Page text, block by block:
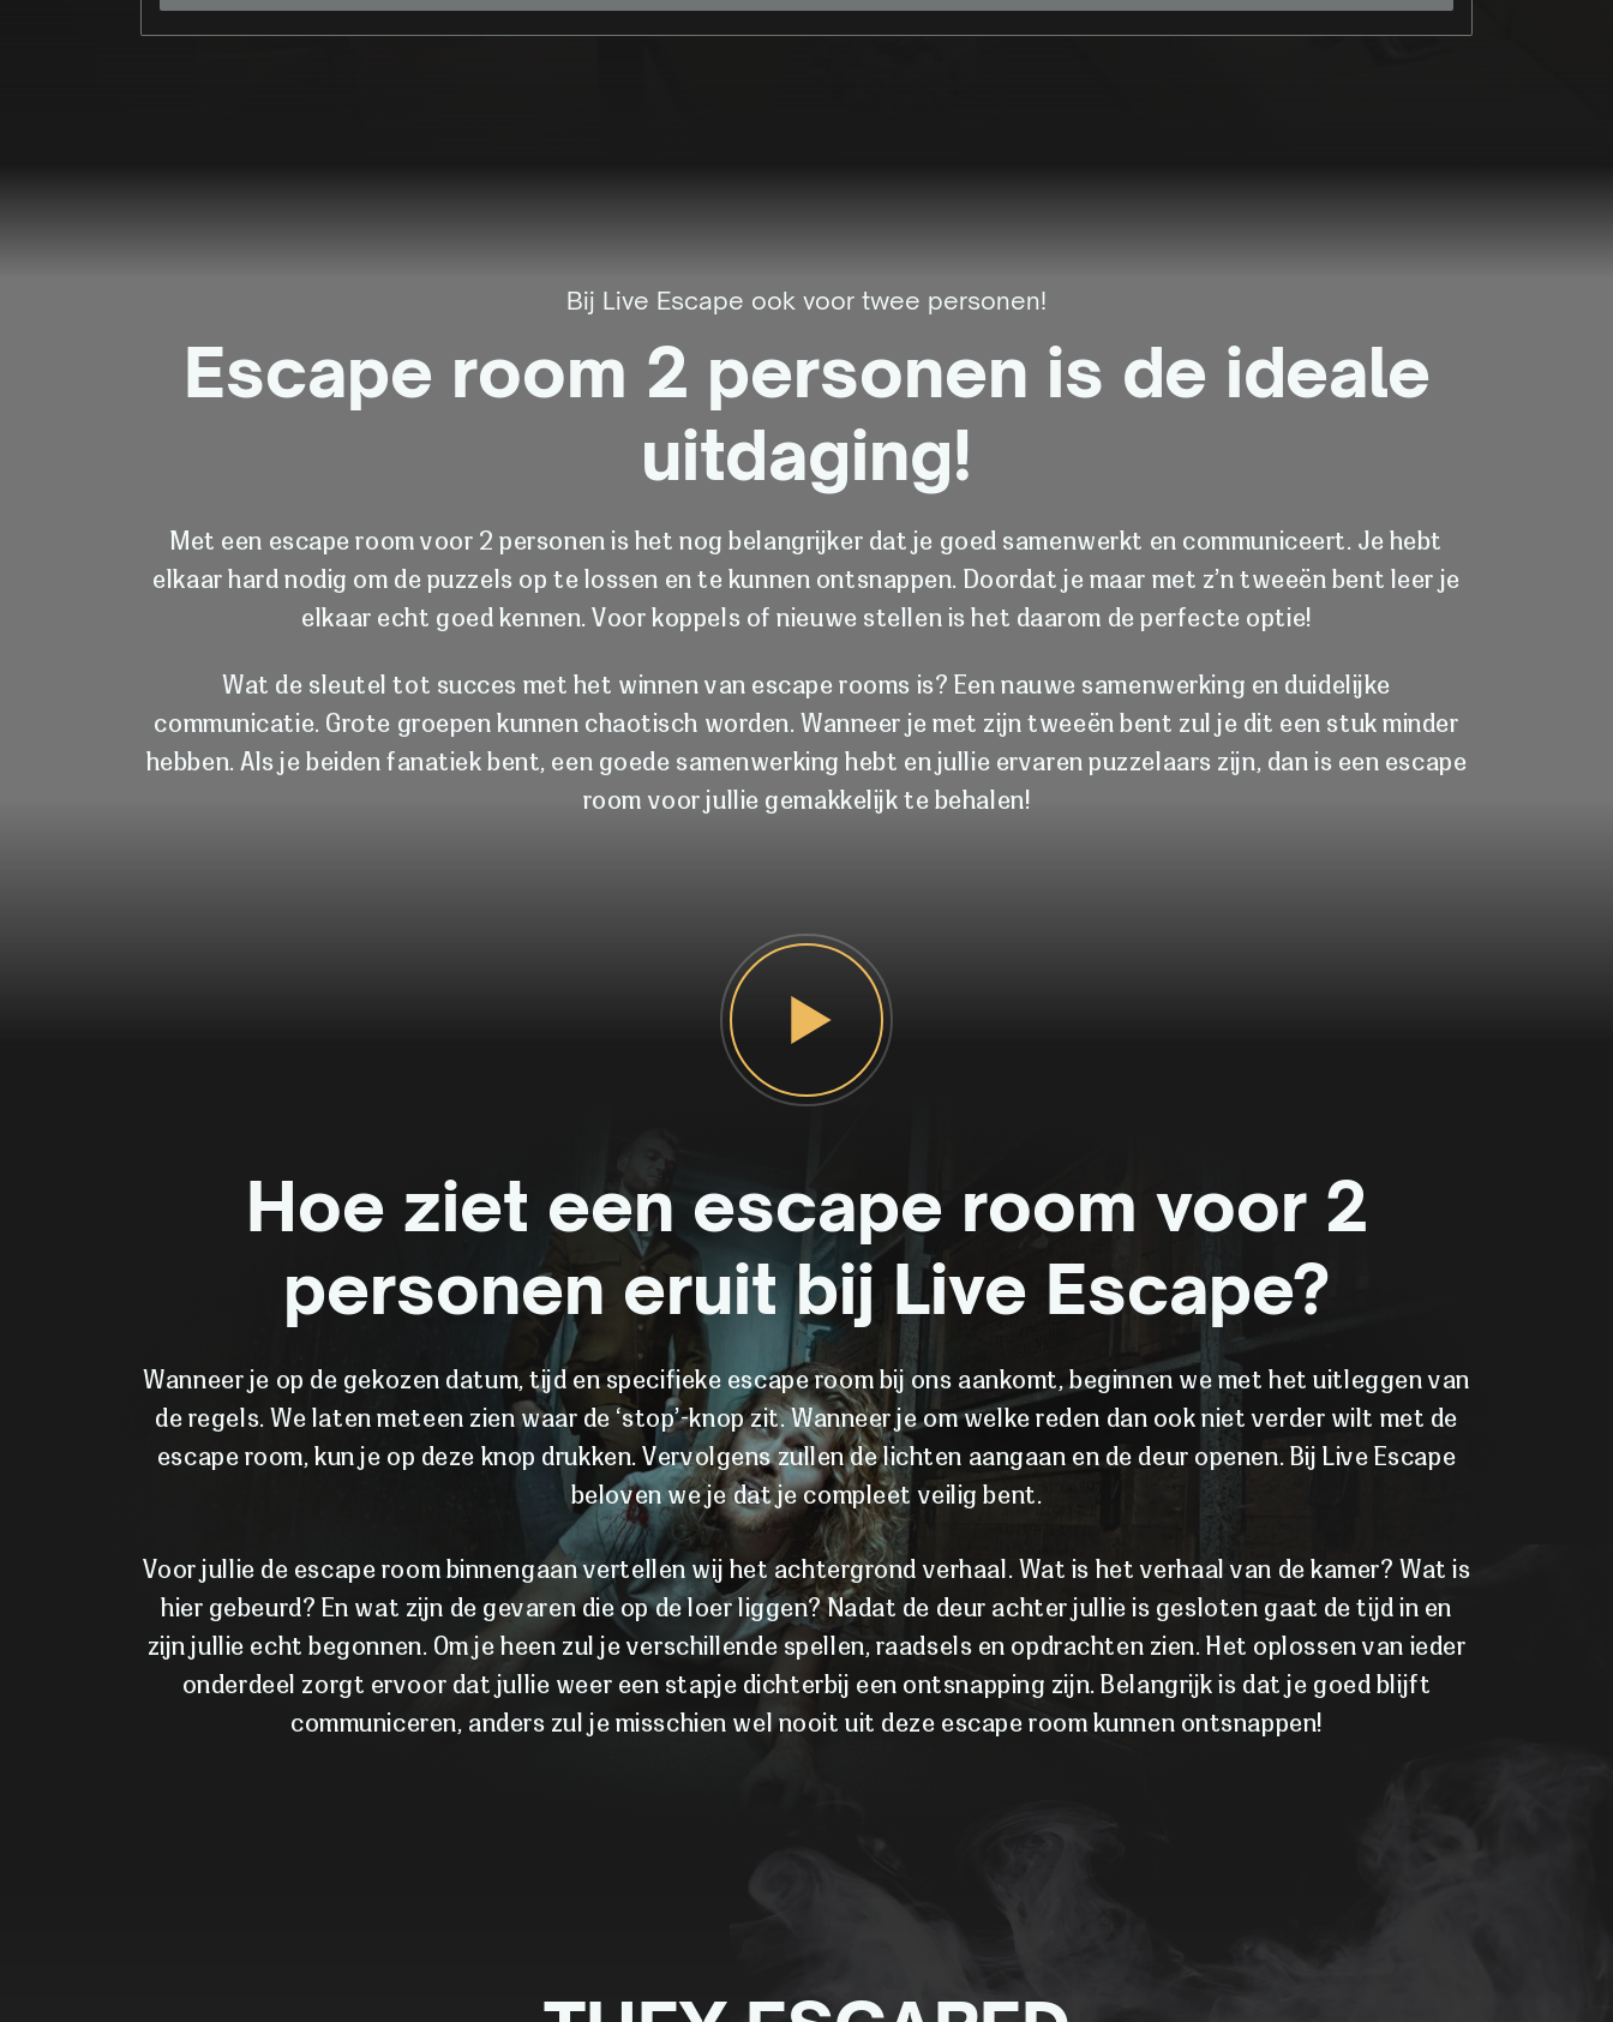
Bij Live Escape ook voor twee personen!
Escape room 2 personen is de ideale
uitdaging!
Met een escape room voor 2 personen is het nog belangrijker dat je goed samenwerkt en communiceert. Je hebt
elkaar hard nodig om de puzzels op te lossen en te kunnen ontsnappen. Doordat je maar met z’n tweeën bent leer je
elkaar echt goed kennen. Voor koppels of nieuwe stellen is het daarom de perfecte optie!
Wat de sleutel tot succes met het winnen van escape rooms is? Een nauwe samenwerking en duidelijke
communicatie. Grote groepen kunnen chaotisch worden. Wanneer je met zijn tweeën bent zul je dit een stuk minder
hebben. Als je beiden fanatiek bent, een goede samenwerking hebt en jullie ervaren puzzelaars zijn, dan is een escape
room voor jullie gemakkelijk te behalen!
Hoe ziet een escape room voor 2
personen eruit bij Live Escape?
Wanneer je op de gekozen datum, tijd en specifieke escape room bij ons aankomt, beginnen we met het uitleggen van
de regels. We laten meteen zien waar de ‘stop’-knop zit. Wanneer je om welke reden dan ook niet verder wilt met de
escape room, kun je op deze knop drukken. Vervolgens zullen de lichten aangaan en de deur openen. Bij Live Escape
beloven we je dat je compleet veilig bent.
Voor jullie de escape room binnengaan vertellen wij het achtergrond verhaal. Wat is het verhaal van de kamer? Wat is
hier gebeurd? En wat zijn de gevaren die op de loer liggen? Nadat de deur achter jullie is gesloten gaat de tijd in en
zijn jullie echt begonnen. Om je heen zul je verschillende spellen, raadsels en opdrachten zien. Het oplossen van ieder
onderdeel zorgt ervoor dat jullie weer een stapje dichterbij een ontsnapping zijn. Belangrijk is dat je goed blijft
communiceren, anders zul je misschien wel nooit uit deze escape room kunnen ontsnappen!